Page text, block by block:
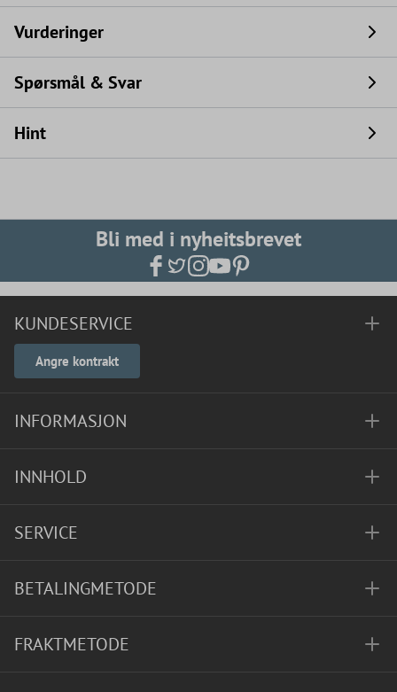
Vurderinger
Spørsmål & Svar
Hint
Bli med i nyheitsbrevet
KUNDESERVICE
Angre kontrakt
INFORMASJON
INNHOLD
SERVICE
BETALINGMETODE
FRAKTMETODE